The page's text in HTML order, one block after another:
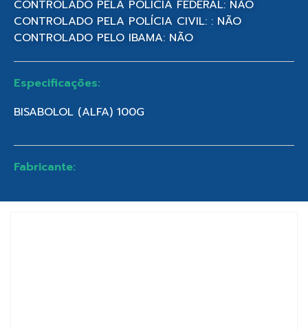
CONTROLADO PELA POLÍCIA FEDERAL: NÃO
CONTROLADO PELA POLÍCIA CIVIL: : NÃO
CONTROLADO PELO IBAMA: NÃO
Especificações:
BISABOLOL (ALFA) 100G
Fabricante: